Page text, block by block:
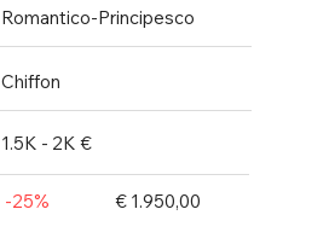
Romantico-Principesco
Chiffon
1.5K - 2K €
-25% € 1.950,00